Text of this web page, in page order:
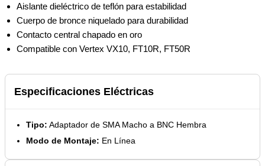
Aislante dieléctrico de teflón para estabilidad
Cuerpo de bronce niquelado para durabilidad
Contacto central chapado en oro
Compatible con Vertex VX10, FT10R, FT50R
Especificaciones Eléctricas
Tipo: Adaptador de SMA Macho a BNC Hembra
Modo de Montaje: En Línea